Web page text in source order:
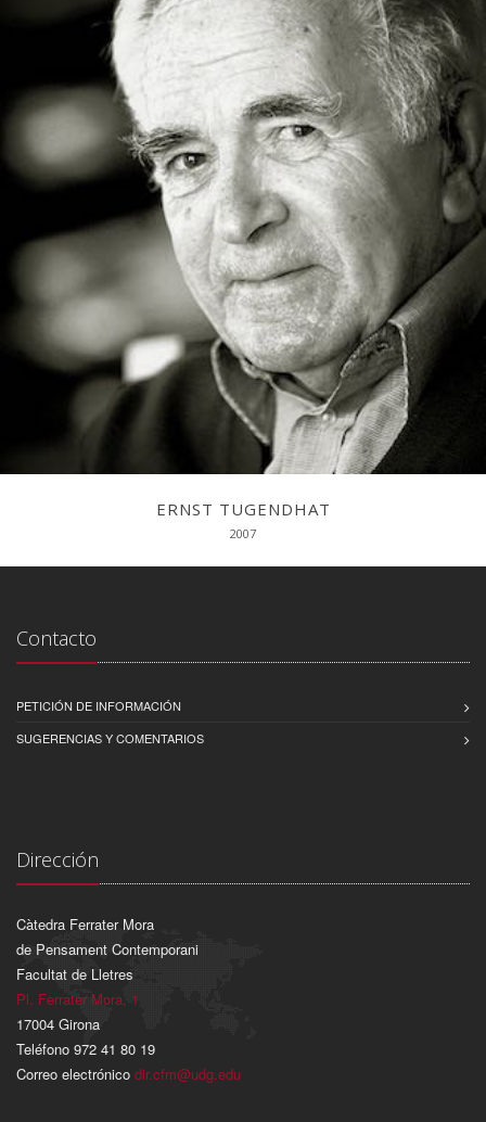
Cinco conferencias sobre temas de antropología filosófica
ERNST TUGENDHAT
2007
Contacto
PETICIÓN DE INFORMACIÓN
SUGERENCIAS Y COMENTARIOS
Dirección
Càtedra Ferrater Mora
de Pensament Contemporani
Facultat de Lletres
Pl. Ferrater Mora, 1
17004 Girona
Teléfono 972 41 80 19
Correo electrónico dir.cfm@udg.edu